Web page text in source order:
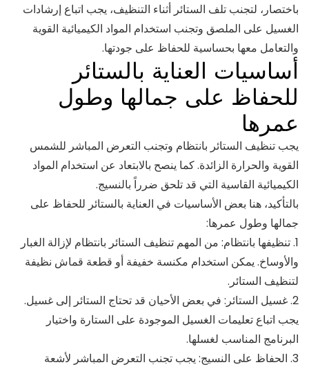
باختصار، لتجنب تلف الستائر أثناء التنظيف، يجب اتباع إرشادات
الغسيل على الملصق وتجنب استخدام المواد الكيميائية القوية
والتعامل معها بحساسية للحفاظ على جودتها.
أساسيات العناية بالستائر
للحفاظ على جمالها وطول
عمرها
يجب تنظيف الستائر بانتظام وتجنب التعرض المباشر للشمس
القوية والحرارة الزائدة. كما ينصح بالابتعاد عن استخدام المواد
الكيميائية القاسية التي قد تلحق ضرراً بالنسيج.
بالتأكيد، هنا بعض الأساسيات في العناية بالستائر للحفاظ على
جمالها وطول عمرها:
1. تنظيفها بانتظام: من المهم تنظيف الستائر بانتظام لإزالة الغبار
والأوساخ. يمكن استخدام مكنسة خفيفة أو قطعة قماش نظيفة
لتنظيف الستائر.
2. غسيل الستائر: في بعض الأحيان قد تحتاج الستائر إلى غسيل.
يجب اتباع تعليمات الغسيل الموجودة على الستارة واختيار
البرنامج المناسب لغسلها.
3. الحفاظ على النسيج: يجب تجنب التعرض المباشر لأشعة